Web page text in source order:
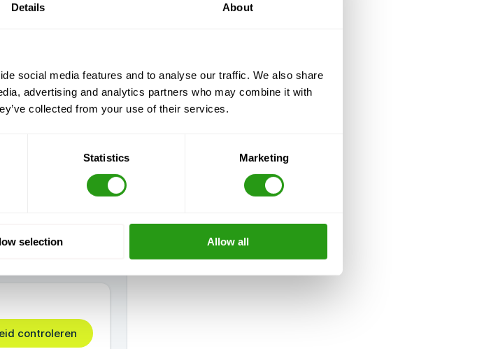
Details About
social media features and to analyse our traffic. We also share
advertising and analytics partners who may combine it with
collected from your use of their services.
Statistics Marketing
selection Allow all
bij slechts 1
controleren